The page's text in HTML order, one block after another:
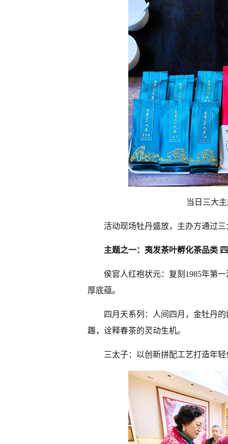
当日三大
活动现场牡丹盛放，主办方通过
主题之一： 夷发茶叶孵化茶品类
侯官人红袍状元：复刻1985年第
厚底蕴。
四月天系列：人间四月，金牡丹
趣，诠释春茶的灵动生机。
三太子：以创新拼配工艺打造年